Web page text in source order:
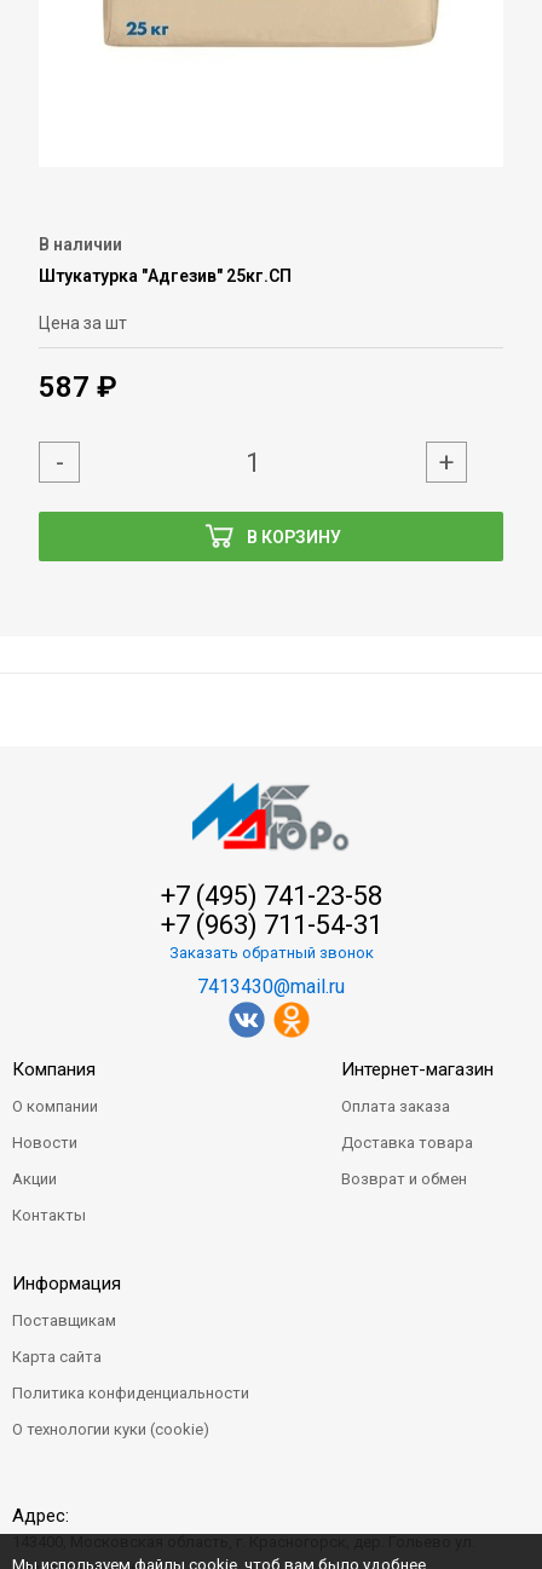
В наличии
Штукатурка "Адгезив" 25кг.СП
Цена за шт
587 ₽
В КОРЗИНУ
- +
+7 (495) 741-23-58
+7 (963) 711-54-31
Заказать обратный звонок
7413430@mail.ru
Компания
О компании
Новости
Акции
Контакты
Интернет-магазин
Оплата заказа
Доставка товара
Возврат и обмен
Информация
Поставщикам
Карта сайта
Политика конфиденциальности
О технологии куки (cookie)
Адрес:
Мы используем файлы cookie, чтоб вам было удобнее